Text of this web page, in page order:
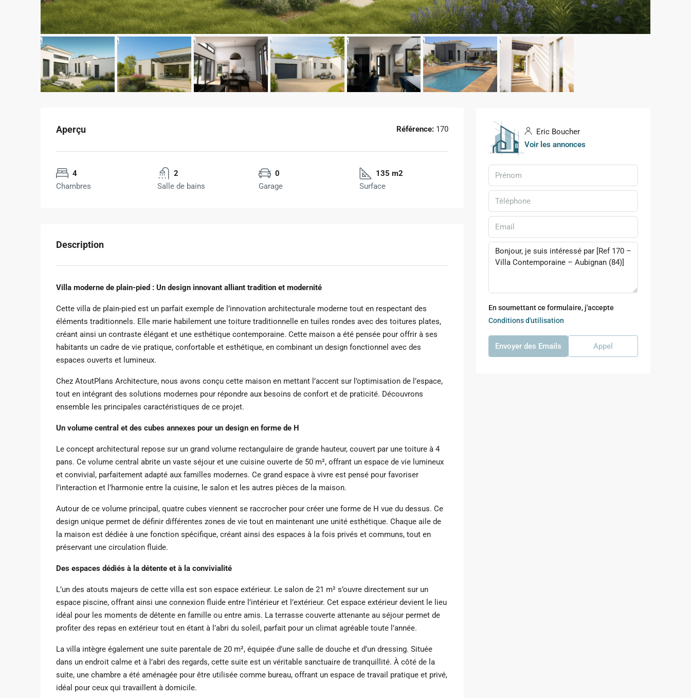
Aperçu Référence: 170
4
Chambres
2
Salle de bains
0
Garage
135 m2
Surface
Description
Villa moderne de plain-pied : Un design innovant alliant tradition et modernité
Cette villa de plain-pied est un parfait exemple de l’innovation architecturale moderne tout en respectant des
éléments traditionnels. Elle marie habilement une toiture traditionnelle en tuiles rondes avec des toitures plates,
créant ainsi un contraste élégant et une esthétique contemporaine. Cette maison a été pensée pour offrir à ses
habitants un cadre de vie pratique, confortable et esthétique, en combinant un design fonctionnel avec des
espaces ouverts et lumineux.
Chez AtoutPlans Architecture, nous avons conçu cette maison en mettant l’accent sur l’optimisation de l’espace,
tout en intégrant des solutions modernes pour répondre aux besoins de confort et de praticité. Découvrons
ensemble les principales caractéristiques de ce projet.
Un volume central et des cubes annexes pour un design en forme de H
Le concept architectural repose sur un grand volume rectangulaire de grande hauteur, couvert par une toiture à 4
pans. Ce volume central abrite un vaste séjour et une cuisine ouverte de 50 m², offrant un espace de vie lumineux
et convivial, parfaitement adapté aux familles modernes. Ce grand espace à vivre est pensé pour favoriser
l’interaction et l’harmonie entre la cuisine, le salon et les autres pièces de la maison.
Autour de ce volume principal, quatre cubes viennent se raccrocher pour créer une forme de H vue du dessus. Ce
design unique permet de définir différentes zones de vie tout en maintenant une unité esthétique. Chaque aile de
la maison est dédiée à une fonction spécifique, créant ainsi des espaces à la fois privés et communs, tout en
préservant une circulation fluide.
Des espaces dédiés à la détente et à la convivialité
L’un des atouts majeurs de cette villa est son espace extérieur. Le salon de 21 m² s’ouvre directement sur un
espace piscine, offrant ainsi une connexion fluide entre l’intérieur et l’extérieur. Cet espace extérieur devient le lieu
idéal pour les moments de détente en famille ou entre amis. La terrasse couverte attenante au séjour permet de
profiter des repas en extérieur tout en étant à l’abri du soleil, parfait pour un climat agréable toute l’année.
La villa intègre également une suite parentale de 20 m², équipée d’une salle de douche et d’un dressing. Située
dans un endroit calme et à l’abri des regards, cette suite est un véritable sanctuaire de tranquillité. À côté de la
suite, une chambre a été aménagée pour être utilisée comme bureau, offrant un espace de travail pratique et privé,
idéal pour ceux qui travaillent à domicile.
Eric Boucher
Voir les annonces
En soumettant ce formulaire, j'accepte
Conditions d'utilisation
Envoyer des Emails Appel